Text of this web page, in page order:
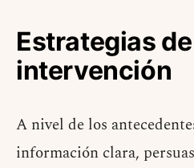
Estrategias de
intervención
A nivel de los
información clara,